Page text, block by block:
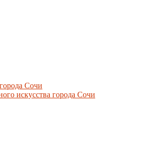
Сочи
искусства города Сочи